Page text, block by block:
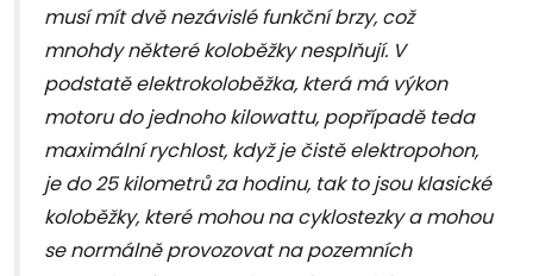
musí mít dvě nezávislé funkční brzy, což
mnohdy některé koloběžky nesplňují. V
podstatě elektrokoloběžka, která má výkon
motoru do jednoho kilowattu, popřípadě teda
maximální rychlost, když je čistě elektropohon,
je do 25 kilometrů za hodinu, tak to jsou klasické
koloběžky, které mohou na cyklostezky a mohou
se normálně provozovat na pozemních